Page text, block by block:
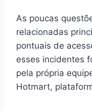
As poucas
relacionadas
pontuais de
esses incidentes
pela própria
Hotmart,